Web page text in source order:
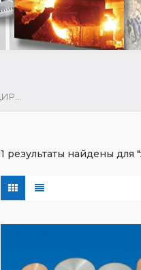
1 результаты найдены